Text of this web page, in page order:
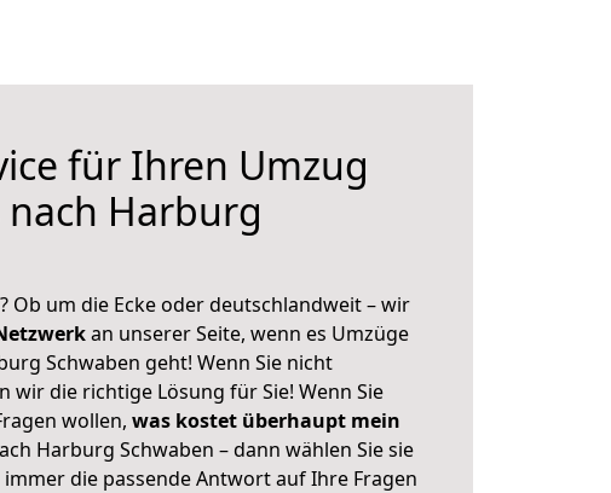
für Ihren Umzug
nach Harburg
Ob um die Ecke oder deutschlandweit – wir
an unserer Seite, wenn es Umzüge
Schwaben geht! Wenn Sie nicht
wir die richtige Lösung für Sie! Wenn Sie
wollen, was kostet überhaupt mein
Harburg Schwaben – dann wählen Sie sie
die passende Antwort auf Ihre Fragen